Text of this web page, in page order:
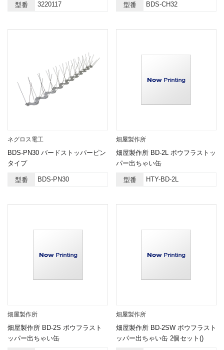
型番 3220117 型番 BDS-CH32
ネグロス電工
BDS-PN30 バードストッパーピン
タイプ
型番 BDS-PN30
畑屋製作所
畑屋製作所 BD-2L ボウフラストッ
パー出ちゃい缶
型番 HTY-BD-2L
畑屋製作所
畑屋製作所 BD-2S ボウフラスト
ッパー出ちゃい缶
畑屋製作所
畑屋製作所 BD-2SW ボウフラスト
ッパー出ちゃい缶 2個セット()